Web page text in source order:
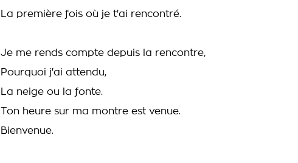
La première fois où je t'ai rencontré.
Je me rends compte depuis la rencontre,
Pourquoi j'ai attendu,
La neige ou la fonte.
Ton heure sur ma montre est venue.
Bienvenue.